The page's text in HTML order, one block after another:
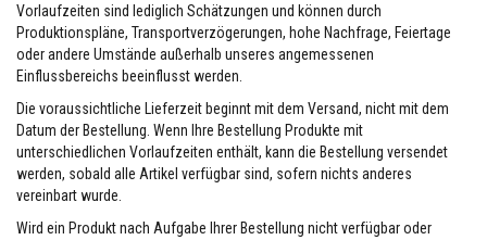
-
D
c
h
s
t
o
f
e
Vorlaufzeiten sind lediglich Schätzungen und können durch
Produktionspläne, Transportverzögerungen, hohe Nachfrage, Feiertage
oder andere Umstände außerhalb unseres angemessenen
Einflussbereichs beeinflusst werden.
Die voraussichtliche Lieferzeit beginnt mit dem Versand, nicht mit dem
Datum der Bestellung. Wenn Ihre Bestellung Produkte mit
unterschiedlichen Vorlaufzeiten enthält, kann die Bestellung versendet
werden, sobald alle Artikel verfügbar sind, sofern nichts anderes
vereinbart wurde.
Wird ein Produkt nach Aufgabe Ihrer Bestellung nicht verfügbar oder